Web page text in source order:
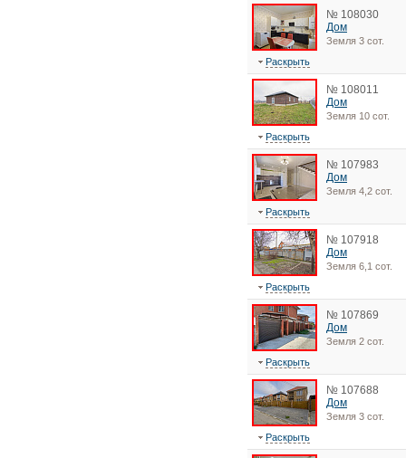
№ 108030
Дом
Земля 3 сот.
Раскрыть
№ 108011
Дом
Земля 10 сот.
Раскрыть
№ 107983
Дом
Земля 4,2 сот.
Раскрыть
№ 107918
Дом
Земля 6,1 сот.
Раскрыть
№ 107869
Дом
Земля 2 сот.
Раскрыть
№ 107688
Дом
Земля 3 сот.
Раскрыть